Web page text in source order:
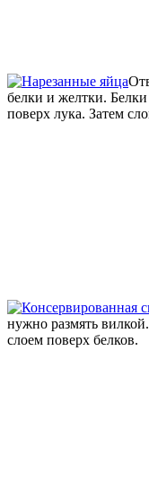
белки и желтки.
поверх лука. Затем
нужно размять
слоем поверх белков.